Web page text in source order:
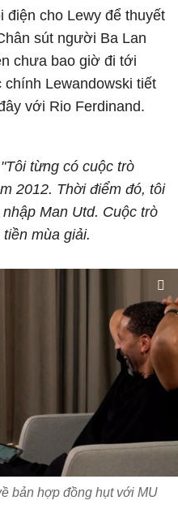
điện cho Lewy để thuyết
sút người Ba Lan
chưa bao giờ đi tới
Lewandowski tiết
với Rio Ferdinand.
"Tôi từng có cuộc trò
2012. Thời điểm đó, tôi
Man Utd. Cuộc trò
mùa giải.
bản hợp đồng hụt với MU